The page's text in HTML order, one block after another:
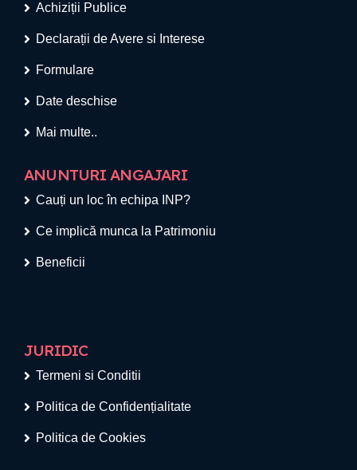
Achiziții Publice
Declarații de Avere si Interese
Formulare
Date deschise
Mai multe..
ANUNTURI ANGAJARI
Cauți un loc în echipa INP?
Ce implică munca la Patrimoniu
Beneficii
JURIDIC
Termeni si Conditii
Politica de Confidențialitate
Politica de Cookies